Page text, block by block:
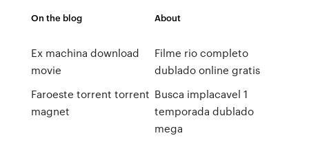
On the blog
Ex machina download
movie
Faroeste torrent torrent
magnet
About
Filme rio completo
dublado online gratis
Busca implacavel 1
temporada dublado
mega